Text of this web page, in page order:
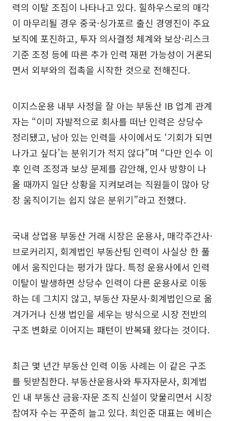
력의 이탈 조짐이 나타나고 있다. 힐하우스로의 매각
이 마무리될 경우 중국·싱가포르 출신 경영진이 주요
보직에 포진하고, 투자 의사결정 체계와 보상·리스크
기준 조정 등에 따른 추가 인력 재편 가능성이 거론되
면서 외부와의 접촉을 시작한 것으로 전해진다.
이지스운용 내부 사정을 잘 아는 부동산 IB 업계 관계
자는 “이미 자발적으로 회사를 떠난 인력은 상당수
정리됐고, 남아 있는 인력들 사이에서도 ‘기회가 되면
나가고 싶다’는 분위기가 적지 않다”며 “다만 인수 이
후 인력 조정과 보상 문제를 감안해, 인사 방향이 나
올 때까지 일단 상황을 지켜보려는 직원들이 많아 당
장 움직이기는 쉽지 않은 분위기”라고 전했다.
국내 상업용 부동산 거래 시장은 운용사, 매각주간사·
브로커리지, 회계법인 부동산팀 인력이 사실상 한 풀
에서 움직인다는 평가가 많다. 특정 운용사에서 인력
이탈이 발생하면 상당수 인력이 다른 운용사로 이동
하는 데 그치지 않고, 부동산 자문사·회계법인으로 옮
겨가거나 신생 법인을 세우는 방식으로 시장 전반의
구조 변화로 이어지는 패턴이 반복돼 왔다는 것이다.
최근 몇 년간 부동산 인력 이동 사례는 이 같은 구조
를 뒷받침한다. 부동산운용사와 투자자문사, 회계법
인 내 부동산 금융·자문 조직 신설이 맞물리면서 시장
참여자 수는 꾸준히 늘고 있다. 최인준 대표는 에비슨